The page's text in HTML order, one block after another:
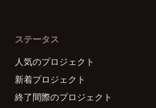
ステータス
人気のプロジェクト
新着プロジェクト
終了間際のプロジェクト